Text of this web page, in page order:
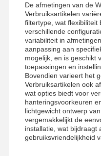
Huis
Fabriekstocht
Role
De afmetingen van de
Verbruiksartikelen
filtertype, wat flexibiliteit
verschillende
variabiliteit in
aanpassing aan
mogelijk, en is geschikt
toepassingen en
Bovendien varieert het
Verbruiksartikelen ook
wat opties biedt voor
hanteringsvoorkeuren
lichtgewicht ontwerp
vergemakkelijkt de
installatie, wat bijdraagt
gebruiksvriendelijkheid